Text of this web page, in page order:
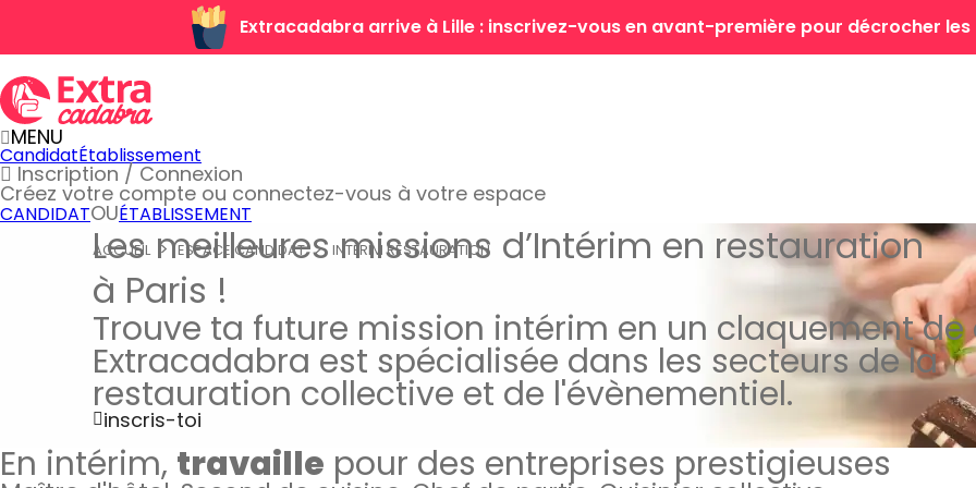
Extracadabra arrive à Lille : inscrivez-vous en avant-première pour décrocher les
MENU
CandidatÉtablissement
Inscription / Connexion
Créez votre compte ou connectez-vous à votre espace
CANDIDATOUÉTABLISSEMENT
ACCUEIL ESPACE CANDIDAT INTÉRIM RESTAURATION
Les meilleures missions d’Intérim en restauration
à Paris !
Trouve ta future mission intérim en un claquement
Extracadabra est spécialisée dans les secteurs de la
restauration collective et de l'évènementiel.
inscris-toi
En intérim, travaille pour des entreprises prestigieuses